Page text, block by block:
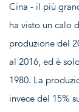
Cina - il più
ha visto un calo
produzione del
al 2016, ed è
1980. La
invece del 15%